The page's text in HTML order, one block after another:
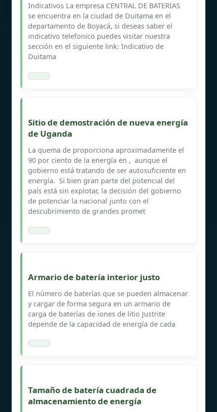
Indicativos La empresa CENTRAL DE BATERIAS
se encuentra en la ciudad de Duitama en el
departamento de Boyacá, si deseas saber el
indicativo telefonico puedes visitar nuestra
sección en el siguiente link: Indicativo de
Duitama
Sitio de demostración de nueva energía
de Uganda
La quema de proporciona aproximadamente el
90 por ciento de la energía en , ​ aunque el
gobierno está tratando de ser autosuficiente en
energía. ​ Si bien gran parte del potencial del
país está sin explotar, la decisión del gobierno
de potenciar la nacional junto con el
descubrimiento de grandes promet
Armario de batería interior justo
El número de baterías que se pueden almacenar
y cargar de forma segura en un armario de
carga de baterías de iones de litio Justrite
depende de la capacidad de energía de cada
Tamaño de batería cuadrada de
almacenamiento de energía